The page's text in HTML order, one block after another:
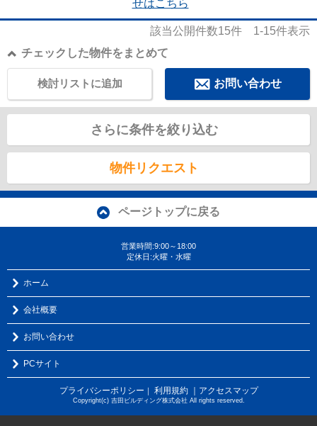
せはこちら
該当公開件数15件 1-15件表示
チェックした物件をまとめて
お問い合わせ
検討リストに追加
さらに条件を絞り込む
物件リクエスト
ページトップに戻る
営業時間:9:00～18:00
定休日:火曜・水曜
ホーム
会社概要
お問い合わせ
PCサイト
プライバシーポリシー ｜ 利用規約 ｜アクセスマップ
Copyright(c) 吉田ビルディング株式会社 All rights reserved.